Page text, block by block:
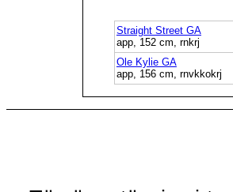
Straight Street GA
app, 152 cm, rnkrj
Ole Kylie GA
app, 156 cm, rnvkkokrj